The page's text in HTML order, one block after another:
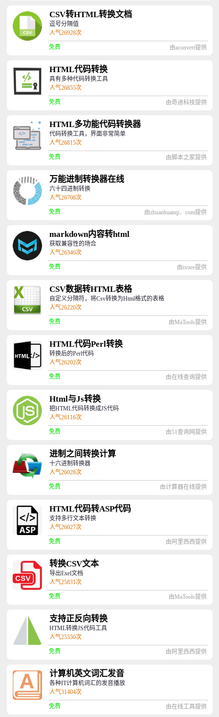
CSV转HTML转换文档
逗号分隔值
人气26928次
免费 由aconvert提供
HTML代码转换
具有多种代码转换工具
人气26855次
免费 由奇迪科技提供
HTML多功能代码转换器
代码转换工具，界面非常简单
人气26815次
免费 由脚本之家提供
万能进制转换器在线
六十四进制转换
人气26708次
免费 由zhuanhuanqi．com提供
markdown内容转html
获取兼容性的场合
人气26346次
免费 由ixuee提供
CSV数据转HTML表格
自定义分隔符，将Csv转换为Html格式的表格
人气26220次
免费 由MaTools提供
HTML代码Perl转换
转换后的Perl代码
人气26202次
免费 由在线查询提供
Html与Js转换
把HTML代码转换成JS代码
人气26116次
免费 由51查询网提供
进制之间转换计算
十六进制转换器
人气26028次
免费 由计算器在线提供
HTML代码转ASP代码
支持多行文本转换
人气26027次
免费 由阿里西西提供
转换CSV文本
导出Exel文档
人气25831次
免费 由MaTools提供
支持正反向转换
HTML转换JS代码工具
人气25550次
免费 由阿里西西提供
计算机英文词汇发音
各种IT计算机词汇的发音播放
人气31404次
免费 由在线工具提供